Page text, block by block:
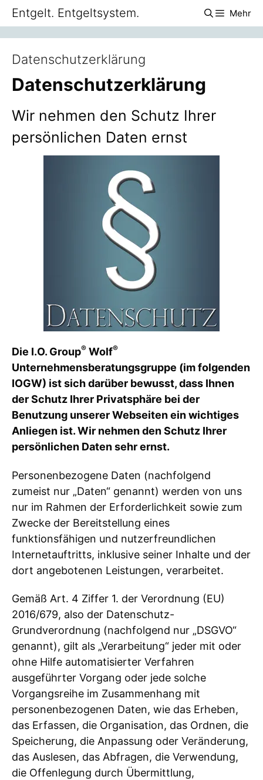
Zum
springen
Entgelt. Entgeltsystem. Mehr
Datenschutzerklärung
Datenschutzerklärung
Wir nehmen den Schutz Ihrer
persönlichen Daten ernst
Die I.O. Group® Wolf®
Unternehmensberatungsgruppe (im folgenden
IOGW) ist sich darüber bewusst, dass Ihnen
der Schutz Ihrer Privatsphäre bei der
Benutzung unserer Webseiten ein wichtiges
Anliegen ist. Wir nehmen den Schutz Ihrer
persönlichen Daten sehr ernst.
Personenbezogene Daten (nachfolgend
zumeist nur „Daten“ genannt) werden von uns
nur im Rahmen der Erforderlichkeit sowie zum
Zwecke der Bereitstellung eines
funktionsfähigen und nutzerfreundlichen
Internetauftritts, inklusive seiner Inhalte und der
dort angebotenen Leistungen, verarbeitet.
Gemäß Art. 4 Ziffer 1. der Verordnung (EU)
2016/679, also der Datenschutz-
Grundverordnung (nachfolgend nur „DSGVO“
genannt), gilt als „Verarbeitung“ jeder mit oder
ohne Hilfe automatisierter Verfahren
ausgeführter Vorgang oder jede solche
Vorgangsreihe im Zusammenhang mit
personenbezogenen Daten, wie das Erheben,
das Erfassen, die Organisation, das Ordnen, die
Speicherung, die Anpassung oder Veränderung,
das Auslesen, das Abfragen, die Verwendung,
die Offenlegung durch Übermittlung,